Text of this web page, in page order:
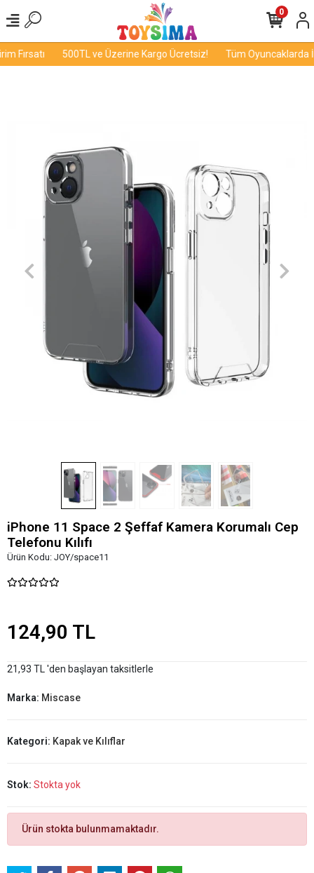
Fırsatı 500TL ve Üzerine Kargo Ücretsiz! Tüm Oyuncaklarda
0
iPhone 11 Space 2 Şeffaf Kamera Korumalı Cep
Telefonu Kılıfı
Ürün Kodu: JOY/space11
124,90 TL
21,93 TL 'den başlayan taksitlerle
Marka: Miscase
Kategori: Kapak ve Kılıflar
Stok: Stokta yok
Ürün stokta bulunmamaktadır.